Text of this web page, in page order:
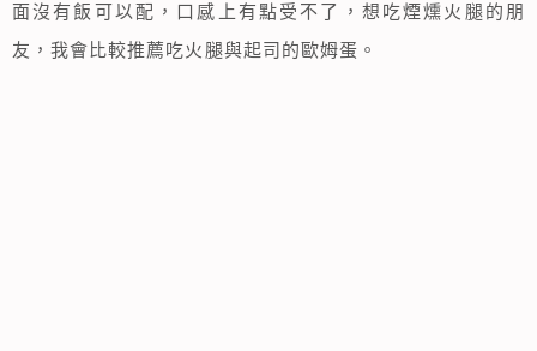
面沒有飯可以配，口感上有點受不了，想吃煙燻火腿的朋
友，我會比較推薦吃火腿與起司的歐姆蛋。